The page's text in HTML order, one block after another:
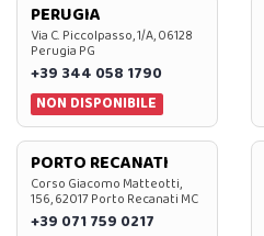
PERUGIA
Via C. Piccolpasso, 1/A, 06128
Perugia PG
+39 344 058 1790
NON DISPONIBILE
PORTO RECANATI
Corso Giacomo Matteotti,
156, 62017 Porto Recanati MC
+39 071 759 0217